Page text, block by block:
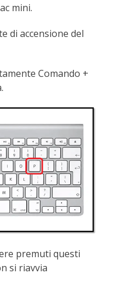
mini.
di accensione del
Comando +
premuti questi
si riavvia